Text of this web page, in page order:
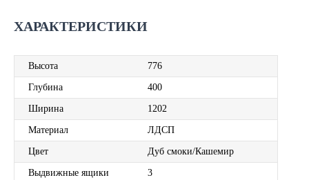
ХАРАКТЕРИСТИКИ
Высота 776
Глубина 400
Ширина 1202
Материал ЛДСП
Цвет Дуб смоки/Кашемир
Выдвижные ящики 3